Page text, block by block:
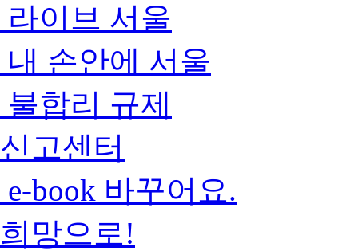
라이브 서울
내 손안에 서울
불합리 규제
신고센터
e-book 바꾸어요.
희망으로!